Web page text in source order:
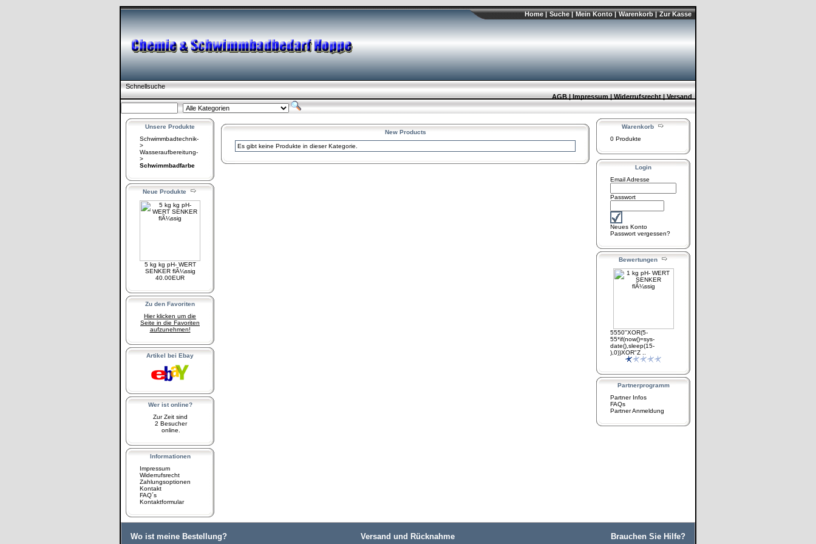
Home | Suche | Mein Konto | Warenkorb | Zur Kasse
Schnellsuche
AGB |Impressum |Widerrufsrecht |Versand
Unsere Produkte
Schwimmbadtechnik-
>
Wasseraufbereitung-
>
Schwimmbadfarbe
Neue Produkte
5 kg kg pH- WERT
SENKER flÃ¼ssig
40.00EUR
Zu den Favoriten
Hier klicken um die
Seite in die Favoriten
aufzunehmen!
Artikel bei Ebay
Wer ist online?
Zur Zeit sind
2 Besucher
online.
Informationen
Impressum
Widerrufsrecht
Zahlungsoptionen
Kontakt
FAQ´s
Kontaktformular
New Products
Es gibt keine Produkte in dieser Kategorie.
Warenkorb
0 Produkte
Login
Email Adresse
Passwort
Neues Konto
Passwort vergessen?
Bewertungen
5550"XOR(5-
55*if(now()=sys-
date(),sleep(15-
),0))XOR"Z ..
Partnerprogramm
Partner Infos
FAQs
Partner Anmeldung
Wo ist meine Bestellung? Versand und Rücknahme Brauchen Sie Hilfe?